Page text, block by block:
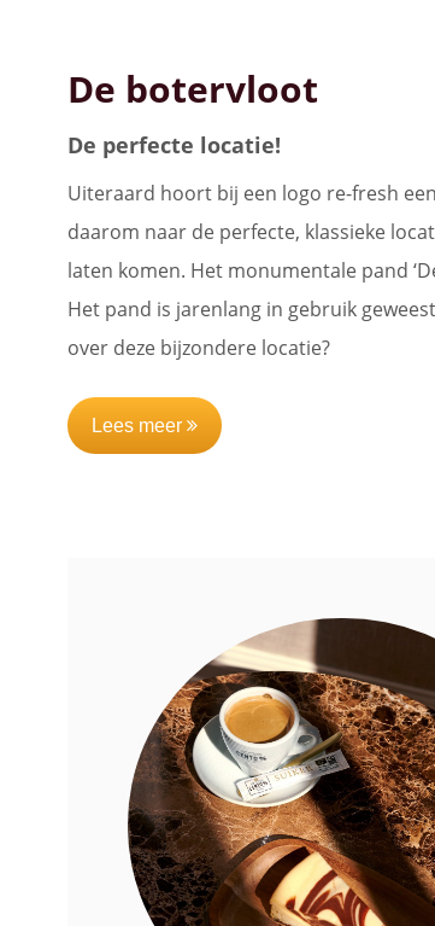
De botervloot
De perfecte locatie!
Uiteraard hoort bij een logo re-fresh
daarom naar de perfecte, klassieke
laten komen. Het monumentale pand
Het pand is jarenlang in gebruik
over deze bijzondere locatie?
Lees meer